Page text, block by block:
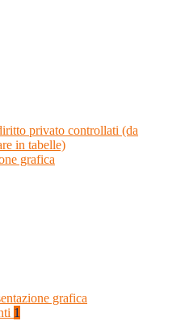
privato controllati (da
in tabelle)
grafica
grafica
1